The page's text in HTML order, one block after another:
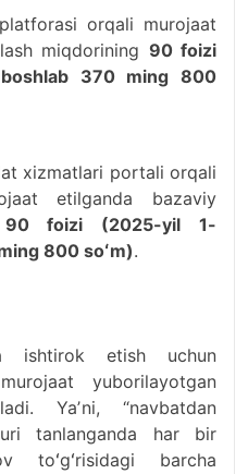
orqali murojaat
miqdorining 90 foizi
370 ming 800
xizmatlari portali orqali
etilganda bazaviy
foizi (2025-yil 1-
800 soʻm).
ishtirok etish uchun
yuborilayotgan
Yaʼni, “navbatdan
tanlanganda har bir
toʻgʻrisidagi barcha